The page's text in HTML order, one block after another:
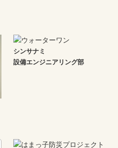
シンサナミ
設備エンジニアリング部